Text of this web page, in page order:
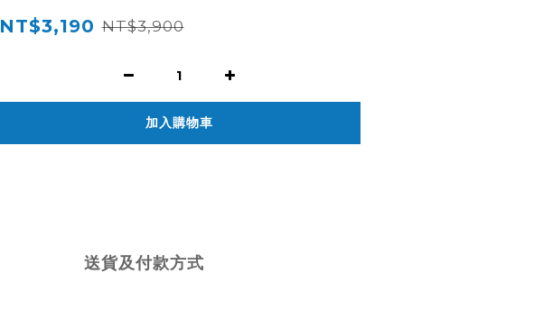
NT$3,190 NT$3,900
加入購物車
送貨及付款方式